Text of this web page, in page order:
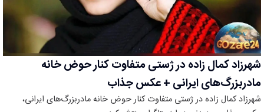
شهرزاد کمال زاده در ژستی متفاوت کنار حوض خانه
مادربزرگ‌های ایرانی + عکس جذاب
شهرزاد کمال زاده در ژستی متفاوت کنار حوض خانه مادربزرگ‌های ایرانی،